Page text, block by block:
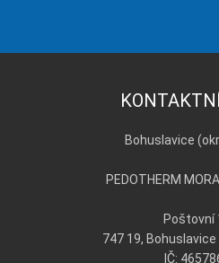
Bohuslavice
PEDOTHERM
Poštovní
747 19,
IČ: